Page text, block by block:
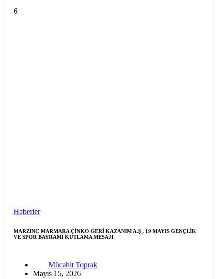
6
Haberler
MARZINC MARMARA ÇİNKO GERİ KAZANIM A.Ş , 19 MAYIS GENÇLİK
VE SPOR BAYRAMI KUTLAMA MESAJI
Mücahit Toprak
Mayıs 15, 2026